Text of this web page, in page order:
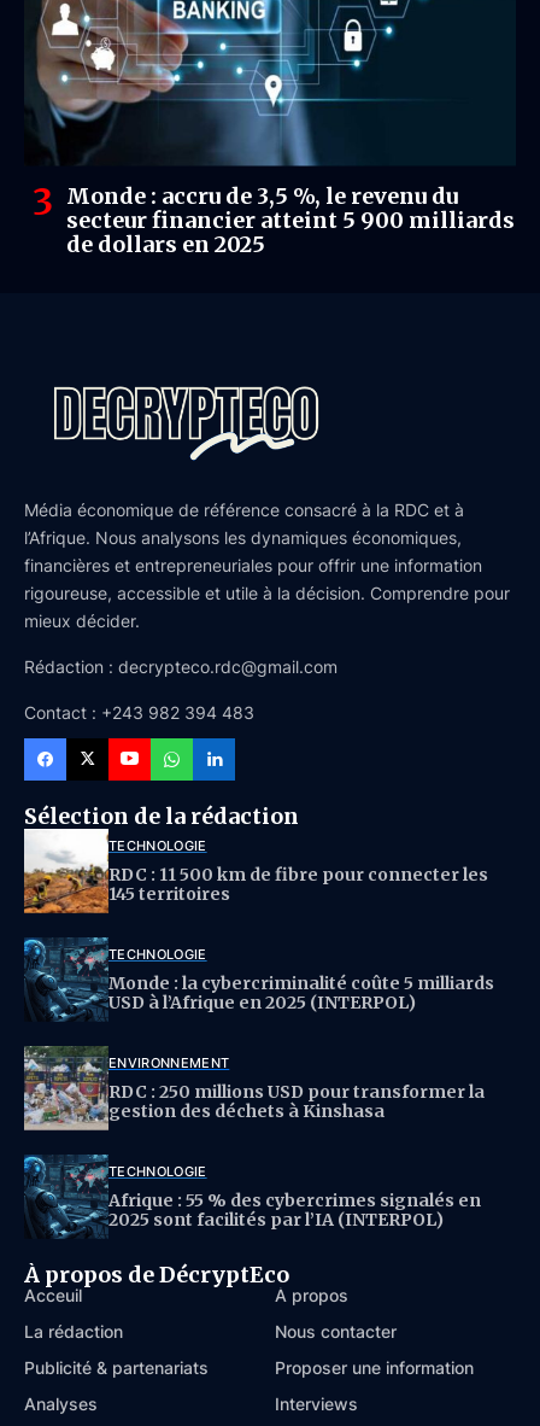
Monde : accru de 3,5 %, le revenu du
secteur financier atteint 5 900 milliards
de dollars en 2025
Média économique de référence consacré à la RDC et à
l’Afrique. Nous analysons les dynamiques économiques,
financières et entrepreneuriales pour offrir une information
rigoureuse, accessible et utile à la décision. Comprendre pour
mieux décider.
Rédaction : decrypteco.rdc@gmail.com
Contact : +243 982 394 483
Sélection de la rédaction
TECHNOLOGIE
RDC : 11 500 km de fibre pour connecter les
145 territoires
TECHNOLOGIE
Monde : la cybercriminalité coûte 5 milliards
USD à l’Afrique en 2025 (INTERPOL)
ENVIRONNEMENT
RDC : 250 millions USD pour transformer la
gestion des déchets à Kinshasa
TECHNOLOGIE
Afrique : 55 % des cybercrimes signalés en
2025 sont facilités par l’IA (INTERPOL)
À propos de DécryptEco
Acceuil
À propos
La rédaction
Nous contacter
Publicité & partenariats
Proposer une information
Analyses
Interviews